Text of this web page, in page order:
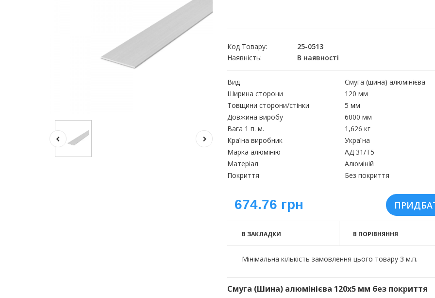
Код Товару:
25-0513
Наявність:
В наявності
Вид
Смуга (шина) алюмінієва
Ширина сторони
120 мм
Товщини сторони/стінки
5 мм
Довжина виробу
6000 мм
Вага 1 п. м.
1,626 кг
Країна виробник
Україна
Марка алюмінію
АД 31/Т5
Матеріал
Алюміній
Покриття
Без покриття
674.76 грн
В ЗАКЛАДКИ В ПОРІВНЯННЯ
Мінімальна кількість замовлення цього товару 3 м.п.
Смуга (Шина) алюмінієва 120х5 мм без покриття